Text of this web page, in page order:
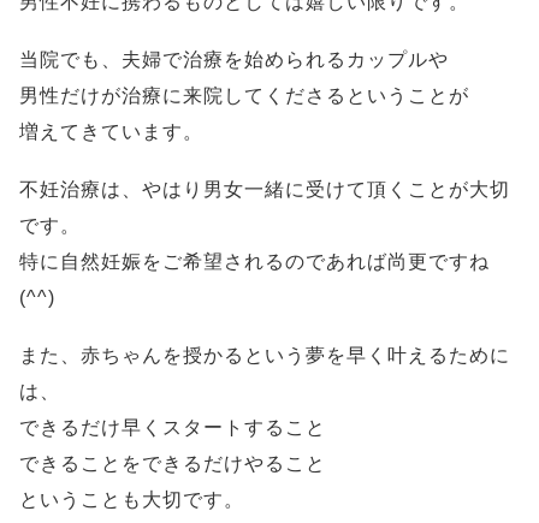
当院でも、夫婦で治療を始められるカップルや
男性だけが治療に来院してくださるということが
増えてきています。
不妊治療は、やはり男女一緒に受けて頂くことが大切
です。
特に自然妊娠をご希望されるのであれば尚更ですね
(^^)
また、赤ちゃんを授かるという夢を早く叶えるために
は、
できるだけ早くスタートすること
できることをできるだけやること
ということも大切です。